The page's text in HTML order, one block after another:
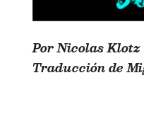
Por Nicolas Klotz
Traducción de